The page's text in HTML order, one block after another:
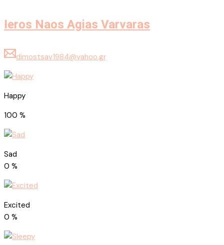
Ieros Naos Agias Varvaras
dimostsav1984@yahoo.gr
Happy
100 %
Sad
0 %
Excited
0 %